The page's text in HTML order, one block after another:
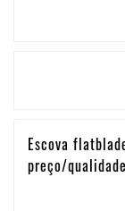
Escova
preço/